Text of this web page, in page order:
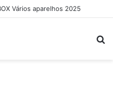
Vários aparelhos 2025